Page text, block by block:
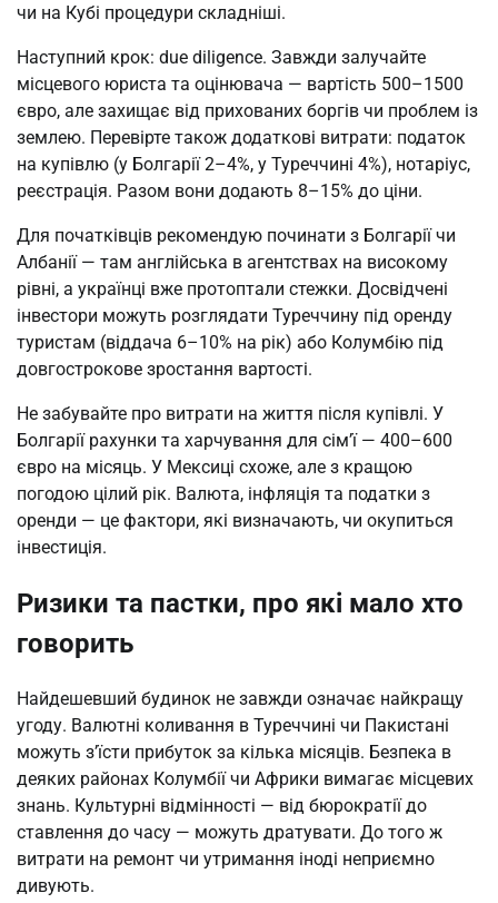
чи на Кубі процедури складніші.
Наступний крок: due diligence. Завжди залучайте
місцевого юриста та оцінювача — вартість 500–1500
євро, але захищає від прихованих боргів чи проблем із
землею. Перевірте також додаткові витрати: податок
на купівлю (у Болгарії 2–4%, у Туреччині 4%), нотаріус,
реєстрація. Разом вони додають 8–15% до ціни.
Для початківців рекомендую починати з Болгарії чи
Албанії — там англійська в агентствах на високому
рівні, а українці вже протоптали стежки. Досвідчені
інвестори можуть розглядати Туреччину під оренду
туристам (віддача 6–10% на рік) або Колумбію під
довгострокове зростання вартості.
Не забувайте про витрати на життя після купівлі. У
Болгарії рахунки та харчування для сім’ї — 400–600
євро на місяць. У Мексиці схоже, але з кращою
погодою цілий рік. Валюта, інфляція та податки з
оренди — це фактори, які визначають, чи окупиться
інвестиція.
Ризики та пастки, про які мало хто
говорить
Найдешевший будинок не завжди означає найкращу
угоду. Валютні коливання в Туреччині чи Пакистані
можуть з’їсти прибуток за кілька місяців. Безпека в
деяких районах Колумбії чи Африки вимагає місцевих
знань. Культурні відмінності — від бюрократії до
ставлення до часу — можуть дратувати. До того ж
витрати на ремонт чи утримання іноді неприємно
дивують.